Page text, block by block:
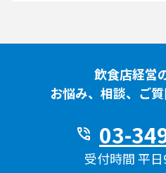
飲食店経営
お悩み、相談、ご
phone_in_talk 03-
受付時間 平